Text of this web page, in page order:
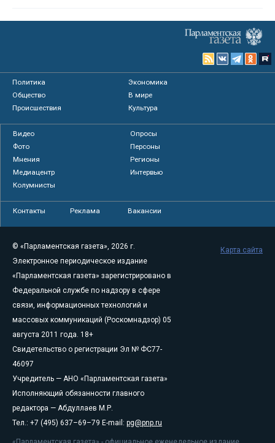
Политика
Экономика
Общество
В мире
Происшествия
Культура
Видео
Опросы
Фото
Персоны
Мнения
Регионы
Медиацентр
Интервью
Колумнисты
Контакты Реклама Вакансии
© «Парламентская газета», 2026 г.
Электронное периодическое издание
«Парламентская газета» зарегистрировано в
Федеральной службе по надзору в сфере
связи, информационных технологий и
массовых коммуникаций (Роскомнадзор) 05
августа 2011 года. 18+
Свидетельство о регистрации Эл № ФС77-
46097
Учредитель — АНО «Парламентская газета»
Исполняющий обязанности главного
редактора — Абдуллаев М.Р.
Тел.: +7 (495) 637–69–79 E-mail: pg@pnp.ru
Карта сайта